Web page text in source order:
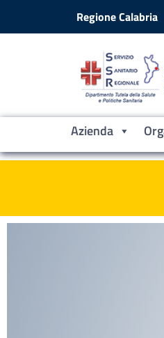
Vai ai contenutiRegione Calabria
Azienda
Azienda Sanitaria
Contenuti in